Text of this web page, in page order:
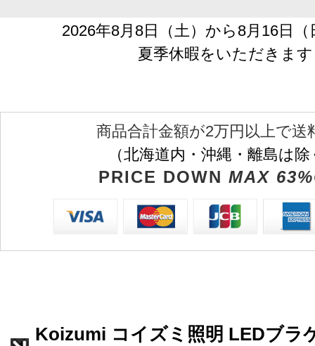
2026年8月8日（土）から8月16日
夏季休暇をいただきます
商品合計金額が2万円以上で送
（北海道内・沖縄・離島は
PRICE DOWN MAX
Koizumi コイズミ照明 LEDブラ